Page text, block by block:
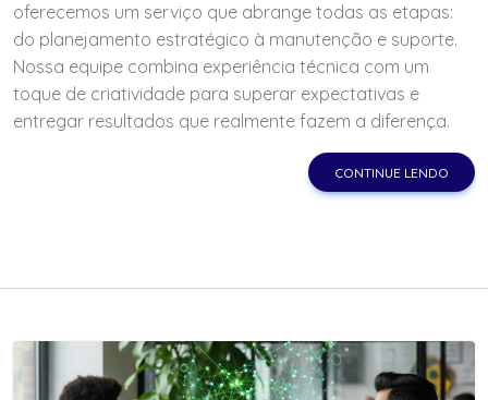
oferecemos um serviço que abrange todas as etapas:
do planejamento estratégico à manutenção e suporte.
Nossa equipe combina experiência técnica com um
toque de criatividade para superar expectativas e
entregar resultados que realmente fazem a diferença.
CONTINUE LENDO